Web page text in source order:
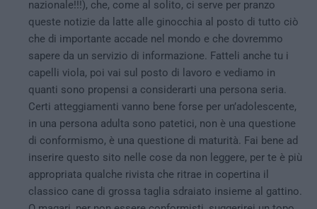
nazionale!!!), che, come al solito, ci serve per pranzo
queste notizie da latte alle ginocchia al posto di tutto ciò
che di importante accade nel mondo e che dovremmo
sapere da un servizio di informazione. Fatteli anche tu i
capelli viola, poi vai sul posto di lavoro e vediamo in
quanti sono propensi a considerarti una persona seria.
Certi atteggiamenti vanno bene forse per un’adolescente,
in una persona adulta sono patetici, non è una questione
di conformismo, è una questione di maturità. Fai bene ad
inserire questo sito nelle cose da non leggere, per te è più
appropriata qualche rivista che ritrae in copertina il
classico cane di grossa taglia sdraiato insieme al gattino.